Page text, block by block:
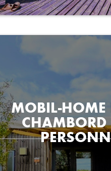
MOBIL-HOME